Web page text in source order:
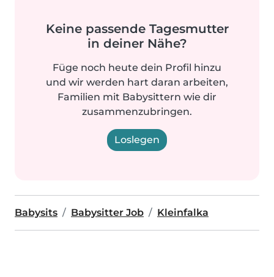
Keine passende Tagesmutter
in deiner Nähe?
Füge noch heute dein Profil hinzu
und wir werden hart daran arbeiten,
Familien mit Babysittern wie dir
zusammenzubringen.
Loslegen
Babysits Babysitter Job Kleinfalka